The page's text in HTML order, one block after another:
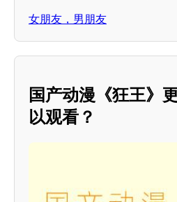
女朋友，男朋友
国产动漫《狂王》
以观看？